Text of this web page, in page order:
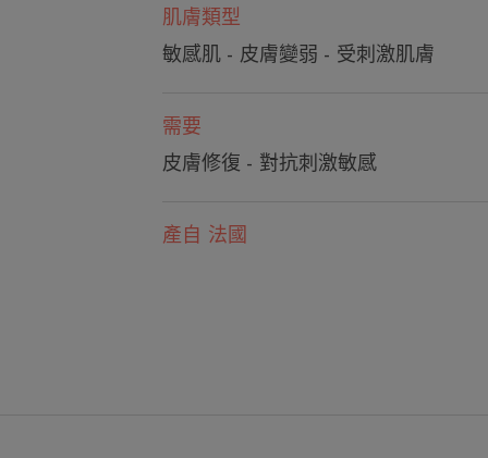
肌膚類型
敏感肌 - 皮膚變弱 - 受刺激肌膚
需要
皮膚修復 - 對抗刺激敏感
產自 法國